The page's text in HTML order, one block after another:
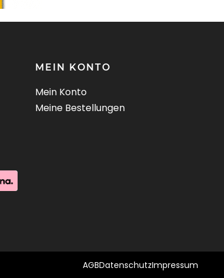
MEIN KONTO
Mein Konto
Meine Bestellungen
AGBDatenschutzImpressum